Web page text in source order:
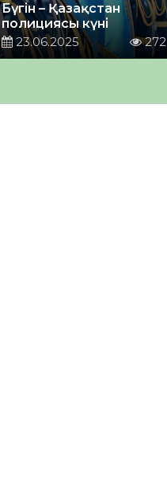
Бүгін – Қазақстан
полициясы күні
23.06.2025
272